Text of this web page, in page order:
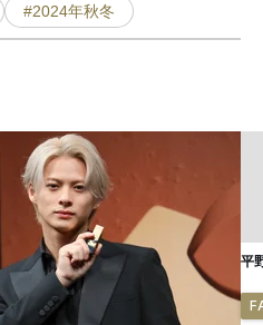
#2024年秋冬
平